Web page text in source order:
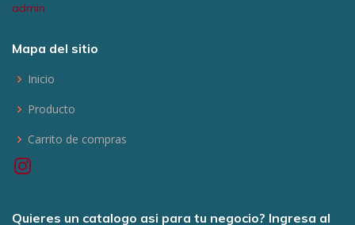
admin
Mapa del sitio
Inicio
Producto
Carrito de compras
Quieres un catalogo asi para tu negocio? Ingresa al